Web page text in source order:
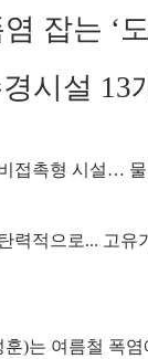
잡는 ‘
시설 13
접촉형 시설…
력적으로... 고유
)는 여름철 폭